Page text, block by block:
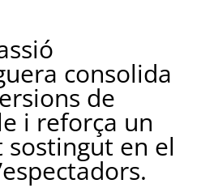
consolida
de
i reforça un
en el